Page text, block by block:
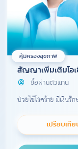
คุ้มครองสุขภาพ
สัญญาเพิ่มเติมโอเ
ซื้อผ่านตัวแทน
ป่วยไข้โรคร้าย มีเงินรั
เปรียบเทีย